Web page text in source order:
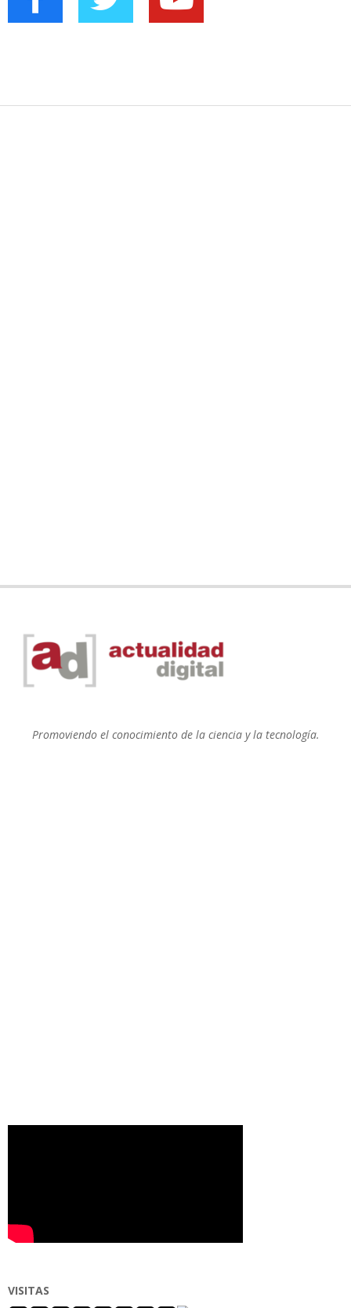
Promoviendo el conocimiento de la ciencia y la tecnología.
VISITAS